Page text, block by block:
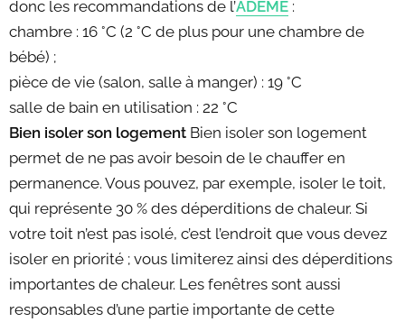
donc les recommandations de l’ADEME :
chambre : 16 °C (2 °C de plus pour une chambre de
bébé) ;
pièce de vie (salon, salle à manger) : 19 °C
salle de bain en utilisation : 22 °C
Bien isoler son logement Bien isoler son logement
permet de ne pas avoir besoin de le chauffer en
permanence. Vous pouvez, par exemple, isoler le toit,
qui représente 30 % des déperditions de chaleur. Si
votre toit n’est pas isolé, c’est l’endroit que vous devez
isoler en priorité ; vous limiterez ainsi des déperditions
importantes de chaleur. Les fenêtres sont aussi
responsables d’une partie importante de cette